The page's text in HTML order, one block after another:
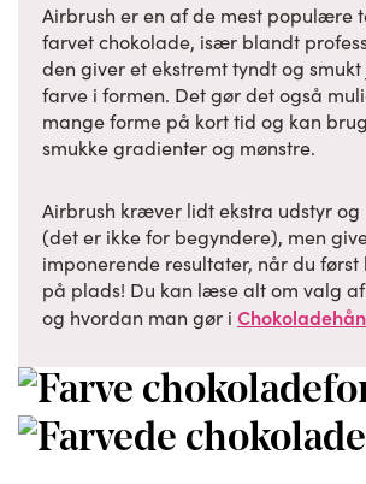
Airbrush er en af de mest populære
farvet chokolade, især blandt
den giver et ekstremt tyndt og
farve i formen. Det gør det også
mange forme på kort tid og kan
smukke gradienter og mønstre.
Airbrush kræver lidt ekstra udstyr og
(det er ikke for begyndere), men
imponerende resultater, når du først
på plads! Du kan læse alt om valg
og hvordan man gør i